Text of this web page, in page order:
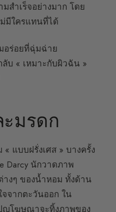
สำเร็จอย่างมาก โดย
มีใครแทนที่ได้
อร่อยที่ฉุ่มฉ่าย
บ « เหมาะกับผิวฉัน »
มรดก
แบบฝรั่งเศส » บางครั้ง
Darcy นักวาดภาพ
างๆ ของน้ำหอม ทั้งด้าน
จากตะวันออก ใน
ญโฆษณาจะทิ้งภาพของ